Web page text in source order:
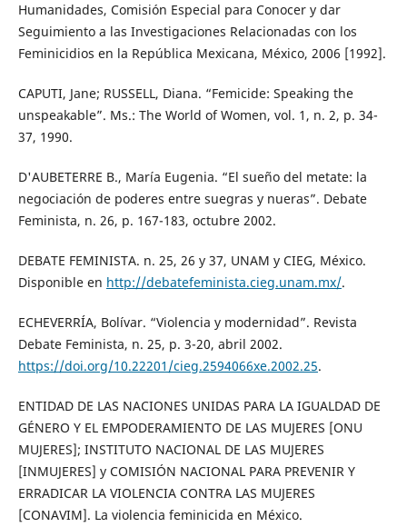
Humanidades, Comisión Especial para Conocer y dar
Seguimiento a las Investigaciones Relacionadas con los
Feminicidios en la República Mexicana, México, 2006 [1992].
CAPUTI, Jane; RUSSELL, Diana. “Femicide: Speaking the
unspeakable”. Ms.: The World of Women, vol. 1, n. 2, p. 34-
37, 1990.
D'AUBETERRE B., María Eugenia. “El sueño del metate: la
negociación de poderes entre suegras y nueras”. Debate
Feminista, n. 26, p. 167-183, octubre 2002.
DEBATE FEMINISTA. n. 25, 26 y 37, UNAM y CIEG, México.
Disponible en http://debatefeminista.cieg.unam.mx/.
ECHEVERRÍA, Bolívar. “Violencia y modernidad”. Revista
Debate Feminista, n. 25, p. 3-20, abril 2002.
https://doi.org/10.22201/cieg.2594066xe.2002.25.
ENTIDAD DE LAS NACIONES UNIDAS PARA LA IGUALDAD DE
GÉNERO Y EL EMPODERAMIENTO DE LAS MUJERES [ONU
MUJERES]; INSTITUTO NACIONAL DE LAS MUJERES
[INMUJERES] y COMISIÓN NACIONAL PARA PREVENIR Y
ERRADICAR LA VIOLENCIA CONTRA LAS MUJERES
[CONAVIM]. La violencia feminicida en México.